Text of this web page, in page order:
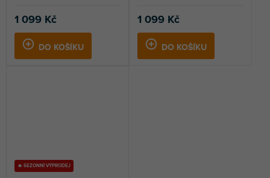
1 099 Kč
DO KOŠÍKU
1 099 Kč
DO KOŠÍKU
🔥 SEZONNÍ VÝPRODEJ